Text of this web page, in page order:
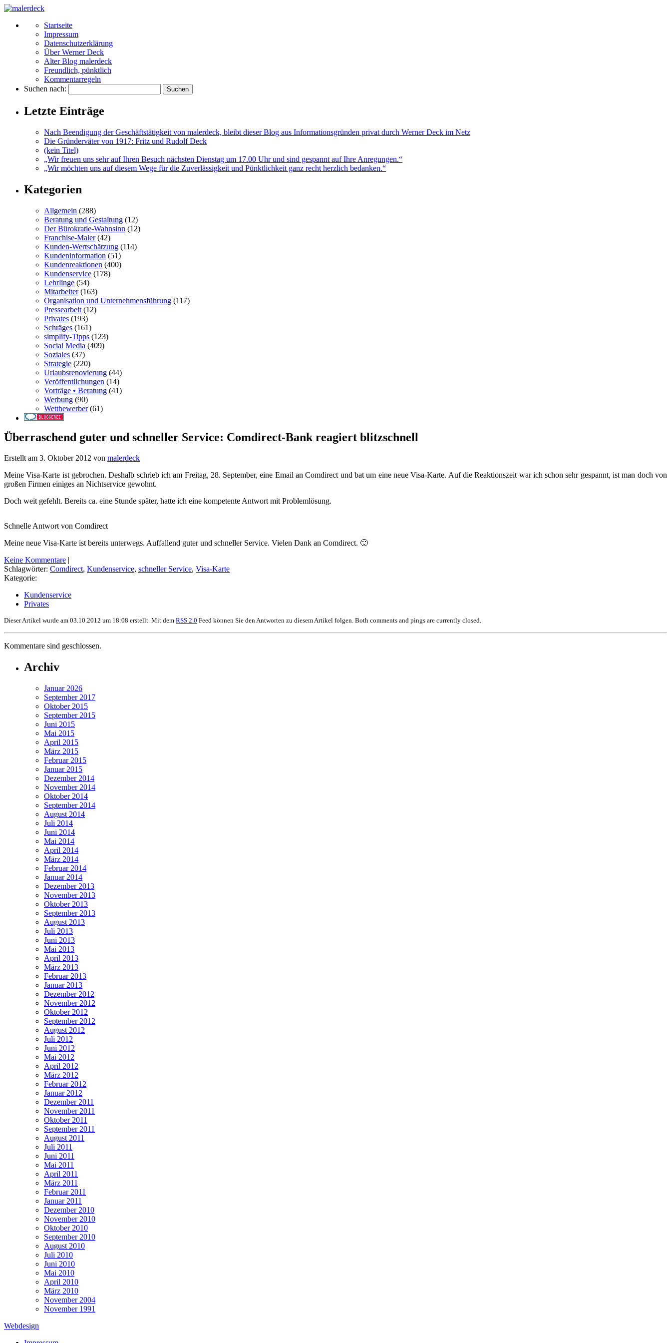
Startseite
Impressum
Datenschutzerklärung
Über Werner Deck
Alter Blog malerdeck
Freundlich, pünktlich
Kommentarregeln
Suchen nach:
Letzte Einträge
Nach Beendigung der Geschäftstätigkeit von malerdeck, bleibt dieser Blog aus Informationsgründen privat durch Werner Deck im Netz
Die Gründerväter von 1917: Fritz und Rudolf Deck
(kein Titel)
„Wir freuen uns sehr auf Ihren Besuch nächsten Dienstag um 17.00 Uhr und sind gespannt auf Ihre Anregungen.“
„Wir möchten uns auf diesem Wege für die Zuverlässigkeit und Pünktlichkeit ganz recht herzlich bedanken.“
Kategorien
Allgemein (288)
Beratung und Gestaltung (12)
Der Bürokratie-Wahnsinn (12)
Franchise-Maler(42)
Kunden-Wertschätzung (114)
Kundeninformation (51)
Kundenreaktionen (400)
Kundenservice (178)
Lehrlinge (54)
Mitarbeiter(163)
Organisation und Unternehmensführung (117)
Pressearbeit (12)
Privates (193)
Schräges (161)
simplify-Tipps (123)
Social Media (409)
Soziales (37)
Strategie (220)
Urlaubsrenovierung (44)
Veröffentlichungen (14)
Vorträge • Beratung (41)
Werbung (90)
Wettbewerber(61)
Überraschend guter und schneller Service: Comdirect-Bank reagiert blitzschnell
Erstellt am 3. Oktober 2012 von malerdeck
Meine Visa-Karte ist gebrochen. Deshalb schrieb ich am Freitag, 28. September, eine Email an Comdirect und bat um eine neue Visa-Karte. Auf die Reaktionszeit war ich schon sehr gespannt, ist man doch von
großen Firmen einiges an Nichtservice gewohnt.
Doch weit gefehlt. Bereits ca. eine Stunde später, hatte ich eine kompetente Antwort mit Problemlösung.
Schnelle Antwort von Comdirect
Meine neue Visa-Karte ist bereits unterwegs. Auffallend guter und schneller Service. Vielen Dank an Comdirect. 🙂
Keine Kommentare |
Schlagwörter: Comdirect, Kundenservice, schneller Service, Visa-Karte
Kategorie:
Kundenservice
Privates
Dieser Artikel wurde am 03.10.2012 um 18:08 erstellt. Mit dem RSS 2.0 Feed können Sie den Antworten zu diesem Artikel folgen. Both comments and pings are currently closed.
Kommentare sind geschlossen.
Archiv
Januar 2026
September 2017
Oktober 2015
September 2015
Juni 2015
Mai 2015
April 2015
März 2015
Februar 2015
Januar 2015
Dezember 2014
November 2014
Oktober 2014
September 2014
August 2014
Juli 2014
Juni 2014
Mai 2014
April 2014
März 2014
Februar 2014
Januar 2014
Dezember 2013
November 2013
Oktober 2013
September 2013
August 2013
Juli 2013
Juni 2013
Mai 2013
April 2013
März 2013
Februar 2013
Januar 2013
Dezember 2012
November 2012
Oktober 2012
September 2012
August 2012
Juli 2012
Juni 2012
Mai 2012
April 2012
März 2012
Februar 2012
Januar 2012
Dezember 2011
November 2011
Oktober 2011
September 2011
August 2011
Juli 2011
Juni 2011
Mai 2011
April 2011
März 2011
Februar 2011
Januar 2011
Dezember 2010
November 2010
Oktober 2010
September 2010
August 2010
Juli 2010
Juni 2010
Mai 2010
April 2010
März 2010
November 2004
November 1991
Webdesign